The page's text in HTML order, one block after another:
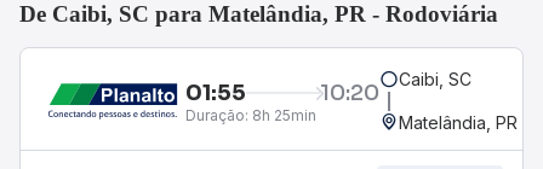
De Caibi, SC para Matelândia, PR - Rodoviária
01:55 10:20
Duração: 8h 25min
Caibi, SC
Matelândia, PR -